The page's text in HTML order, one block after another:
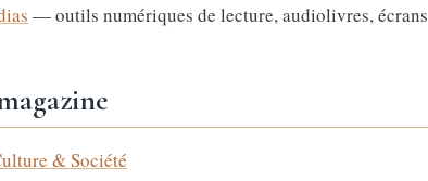
— outils numériques de lecture, audiolivres, écrans
& Société